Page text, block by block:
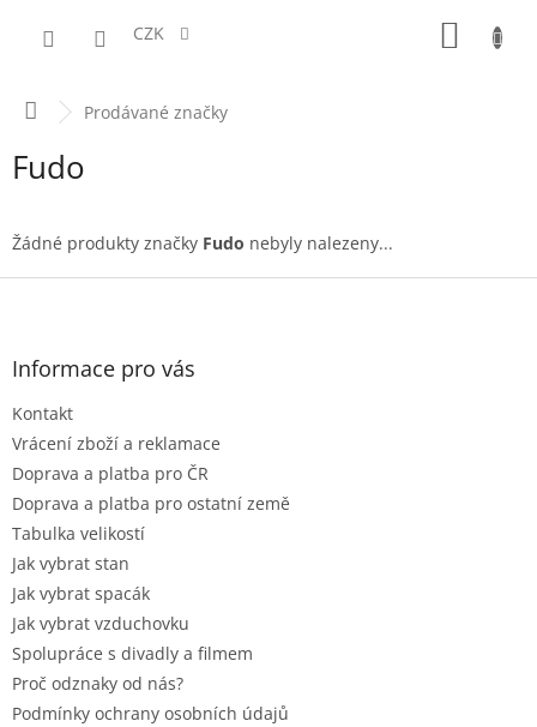
CZK
DomůProdávané značky
Fudo
Žádné produkty značky Fudo nebyly nalezeny...
Z
Informace pro vás
Kontakt
Vrácení zboží a reklamace
Doprava a platba pro ČR
Doprava a platba pro ostatní země
Tabulka velikostí
Jak vybrat stan
Jak vybrat spacák
Jak vybrat vzduchovku
Spolupráce s divadly a filmem
Proč odznaky od nás?
Podmínky ochrany osobních údajů